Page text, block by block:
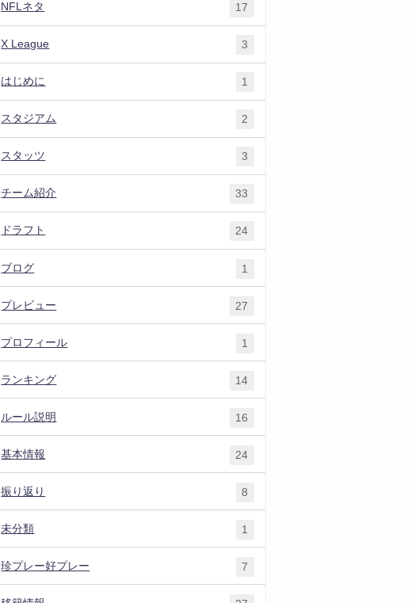
NFLネタ 17
X League 3
はじめに 1
スタジアム 2
スタッツ 3
チーム紹介 33
ドラフト 24
ブログ 1
プレビュー 27
プロフィール 1
ランキング 14
ルール説明 16
基本情報 24
振り返り 8
未分類 1
珍プレー好プレー 7